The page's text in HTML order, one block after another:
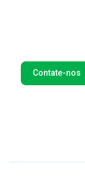
Contate-nos